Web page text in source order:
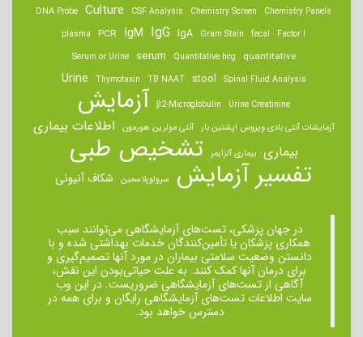
Chemistry Panels
Chemistry Screen
CSF Analysis
Culture
DNA Probe
Factor I
fecal
Gram Stain
IgA
IgG
IgM
PCR
plasma
quantitative
Quantitative hcg
serum
Serum or Urine
Spinal Fluid Analysis
stool
TB NAAT
Thymotaxin
Urine
Urine Creatinine
β2-Microglobulin آزمایش
آزمایشات آنتی بادی ویروس اپشتین بار آنتی مولرین هورمون اطلاعات بیماری
بیماری بیماری آلزایمر تشخیص طبی
تفسیر آزمایش سرولوپلاسمین شکاف آنیونی
در جهان پزشکی، تست‌های آزمایشگاهی می‌توانند سبب
همکاری پزشکان یا تأمین‌کنندگان خدمات بهداشتی شده و با
دانستن وضعیت سلامتی بیماران در مورد آنها تصمیم‌گیری و
برای درمان ‌آنها کمک کنند. به علت حیاتی‌بودن این نقش،
آگاهی از تست‌های آزمایشگاهی ضروریست. در این وب
سایت اطلاعات تست‌های آزمایشگاهی رایگان و برای همه در
دسترس خواهد بود.